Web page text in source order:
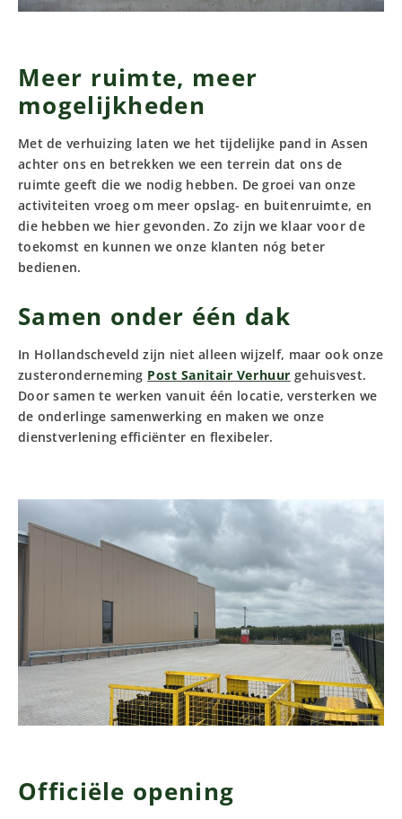
Meer ruimte, meer
mogelijkheden
Met de verhuizing laten we het tijdelijke pand in Assen
achter ons en betrekken we een terrein dat ons de
ruimte geeft die we nodig hebben. De groei van onze
activiteiten vroeg om meer opslag- en buitenruimte, en
die hebben we hier gevonden. Zo zijn we klaar voor de
toekomst en kunnen we onze klanten nóg beter
bedienen.
Samen onder één dak
In Hollandscheveld zijn niet alleen wijzelf, maar ook onze
zusteronderneming Post Sanitair Verhuur gehuisvest.
Door samen te werken vanuit één locatie, versterken we
de onderlinge samenwerking en maken we onze
dienstverlening efficiënter en flexibeler.
Officiële opening